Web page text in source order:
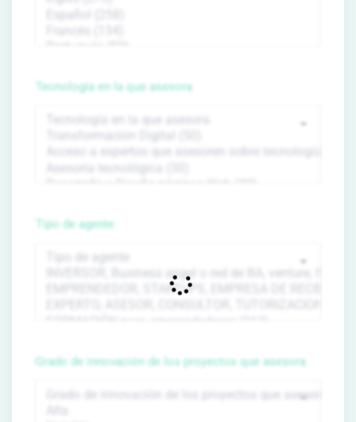
Tecnología en la que asesora
Tipo de agente
Grado de innovación de los proyectos que asesora